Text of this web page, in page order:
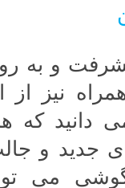
و به
نیز از
دانید
جدید و
می